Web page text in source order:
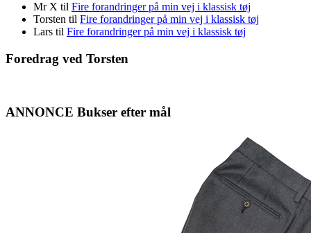
Mr X til Fire forandringer på min vej i klassisk tøj
Torsten til Fire forandringer på min vej i klassisk tøj
Lars til Fire forandringer på min vej i klassisk tøj
Foredrag ved Torsten
ANNONCE Bukser efter mål